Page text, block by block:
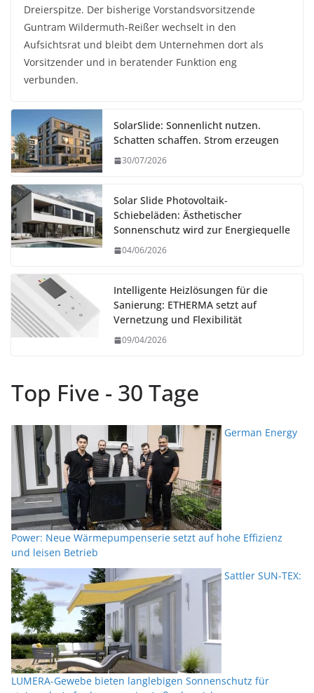
Dreierspitze. Der bisherige Vorstandsvorsitzende
Guntram Wildermuth-Reißer wechselt in den
Aufsichtsrat und bleibt dem Unternehmen dort als
Vorsitzender und in beratender Funktion eng
verbunden.
SolarSlide: Sonnenlicht nutzen.
Schatten schaffen. Strom erzeugen
30/07/2026
Solar Slide Photovoltaik-
Schiebeläden: Ästhetischer
Sonnenschutz wird zur Energiequelle
04/06/2026
Intelligente Heizlösungen für die
Sanierung: ETHERMA setzt auf
Vernetzung und Flexibilität
09/04/2026
Top Five - 30 Tage
German Energy
Power: Neue Wärmepumpenserie setzt auf hohe Effizienz
und leisen Betrieb
Sattler SUN-TEX:
LUMERA-Gewebe bieten langlebigen Sonnenschutz für